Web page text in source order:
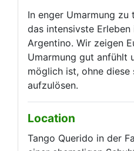
In enger Umarmung zu
das intensivste Erleben
Argentino. Wir zeigen
Umarmung gut anfühlt
möglich ist, ohne diese
aufzulösen.
Location
Tango Querido in der